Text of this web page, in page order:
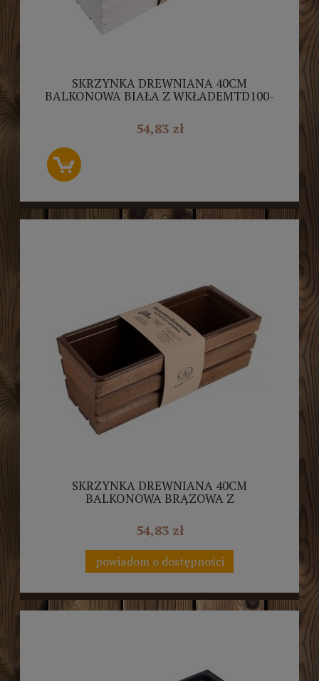
SKRZYNKA DREWNIANA 40CM
BALKONOWA BIAŁA Z WKŁADEMTD100-
54,83 zł
SKRZYNKA DREWNIANA 40CM
BALKONOWA BRĄZOWA Z
WKŁADEMTD100-W.40.BR
54,83 zł
powiadom o dostępności